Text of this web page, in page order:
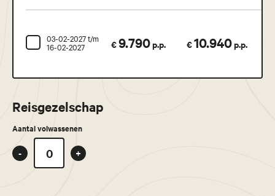
03-02-2027 t/m
16-02-2027 €9.790p.p. €10.940p.p.
Reisgezelschap
Aantal volwassenen
- +